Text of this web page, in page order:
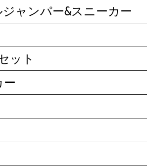
ャンパー&スニーカー
ット
ー